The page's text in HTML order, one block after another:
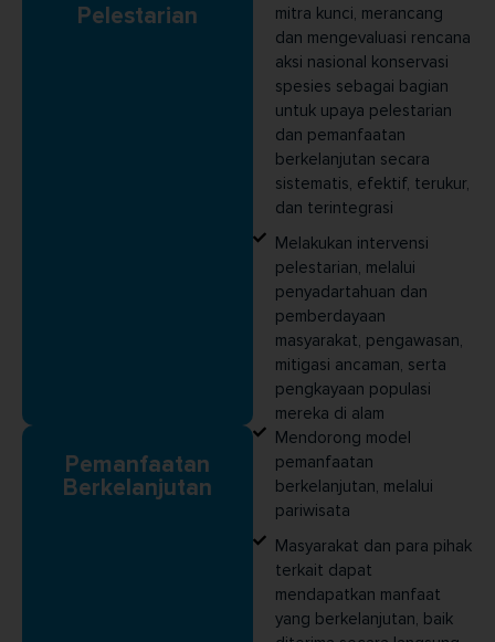
Pelestarian
mitra kunci, merancang
dan mengevaluasi rencana
aksi nasional konservasi
spesies sebagai bagian
untuk upaya pelestarian
dan pemanfaatan
berkelanjutan secara
sistematis, efektif, terukur,
dan terintegrasi
Melakukan intervensi
pelestarian, melalui
penyadartahuan dan
pemberdayaan
masyarakat, pengawasan,
mitigasi ancaman, serta
pengkayaan populasi
mereka di alam
Pemanfaatan
Berkelanjutan
Mendorong model
pemanfaatan
berkelanjutan, melalui
pariwisata
Masyarakat dan para pihak
terkait dapat
mendapatkan manfaat
yang berkelanjutan, baik